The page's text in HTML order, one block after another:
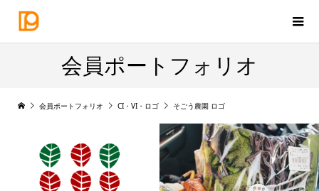
会員ポートフォリオ
会員ポートフォリオ CI・VI・ロゴ そごう農園 ロゴ